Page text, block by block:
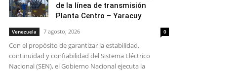
de la línea de transmisión
Planta Centro – Yaracuy
Venezuela 7 agosto, 2026 0
Con el propósito de garantizar la estabilidad,
continuidad y confiabilidad del Sistema Eléctrico
Nacional (SEN), el Gobierno Nacional ejecuta la